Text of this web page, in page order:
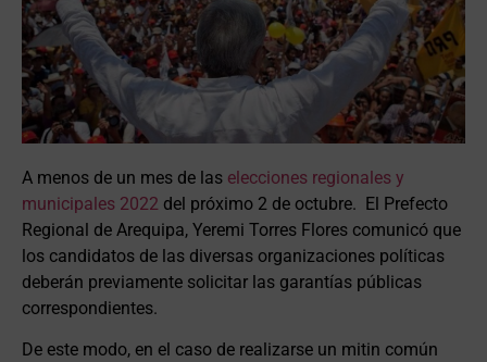
A menos de un mes de las elecciones regionales y
municipales 2022 del próximo 2 de octubre. El Prefecto
Regional de Arequipa, Yeremi Torres Flores comunicó que
los candidatos de las diversas organizaciones políticas
deberán previamente solicitar las garantías públicas
correspondientes.
De este modo, en el caso de realizarse un mitin común